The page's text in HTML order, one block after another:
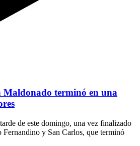
terminó en una
de este domingo, una vez finalizado
Fernandino y San Carlos, que terminó